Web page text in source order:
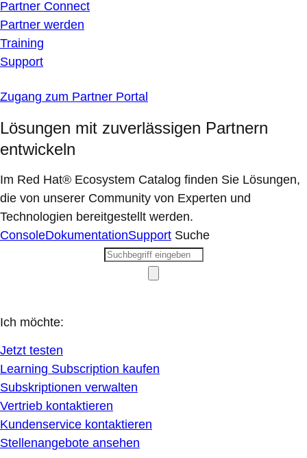
Partner Connect
Partner werden
Training
Support
Zugang zum Partner Portal
Lösungen mit zuverlässigen Partnern
entwickeln
Im Red Hat® Ecosystem Catalog finden Sie Lösungen,
die von unserer Community von Experten und
Technologien bereitgestellt werden.
ConsoleDokumentationSupport Suche
Ich möchte:
Jetzt testen
Learning Subscription kaufen
Subskriptionen verwalten
Vertrieb kontaktieren
Kundenservice kontaktieren
Stellenangebote ansehen